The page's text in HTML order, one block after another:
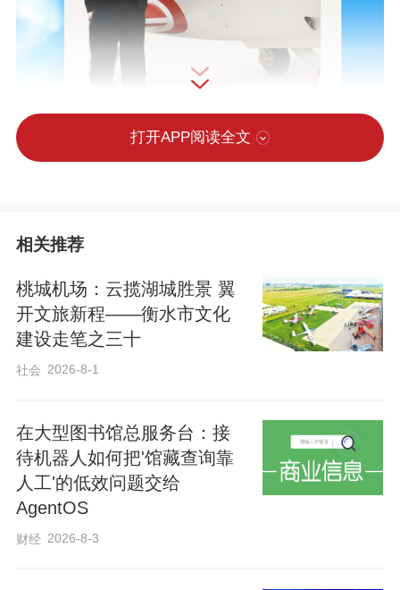
打开APP阅读全文
相关推荐
​桃城机场：云揽湖城胜景 翼
开文旅新程——衡水市文化
建设走笔之三十
社会 2026-8-1
在大型图书馆总服务台：接
待机器人如何把'馆藏查询靠
人工'的低效问题交给
AgentOS
财经 2026-8-3